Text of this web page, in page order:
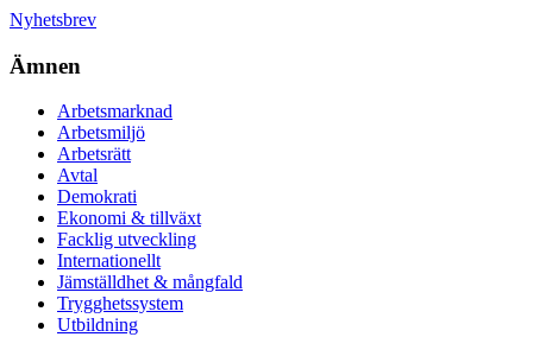
Nyhetsbrev
Ämnen
Arbetsmarknad
Arbetsmiljö
Arbetsrätt
Avtal
Demokrati
Ekonomi & tillväxt
Facklig utveckling
Internationellt
Jämställdhet & mångfald
Trygghetssystem
Utbildning